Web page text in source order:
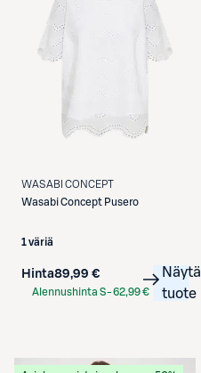
WASABI CONCEPT
Wasabi Concept Pusero
1 väriä
Hinta89,99 €
Alennushinta S-62,99 €
Näytä
tuote